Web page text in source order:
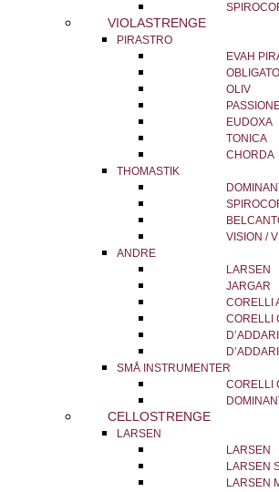
VIOLASTRENGE
PIRASTRO
EVAH
OBLIGATO
OLIV
EUDOXA
TONICA
CHORDA
THOMASTIK
VISION /
ANDRE
LARSEN
JARGAR
CORELLI
CORELLI
SMÅ INSTRUMENTER
CORELLI
CELLOSTRENGE
LARSEN
LARSEN
LARSEN
LARSEN